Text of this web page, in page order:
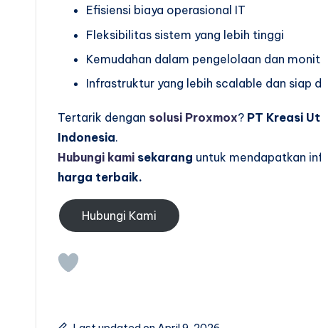
Efisiensi biaya operasional IT
Fleksibilitas sistem yang lebih tinggi
Kemudahan dalam pengelolaan dan
Infrastruktur yang lebih scalable dan siap
Tertarik dengan solusi Proxmox? PT Kreasi
Indonesia.
Hubungi kami sekarang untuk mendapatkan
harga terbaik.
Hubungi Kami